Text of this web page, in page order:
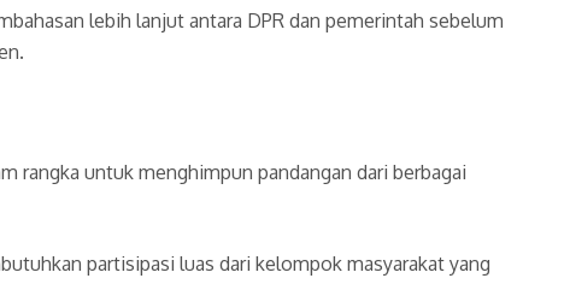
lebih lanjut antara DPR dan pemerintah sebelum
rangka untuk menghimpun pandangan dari berbagai
partisipasi luas dari kelompok masyarakat yang